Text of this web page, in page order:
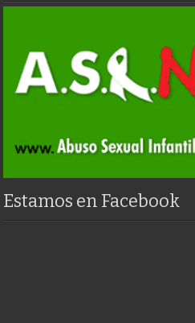
Estamos en Facebook